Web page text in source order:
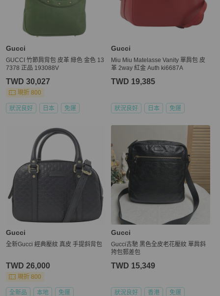
Gucci
GUCCI 竹節肩背包 皮革 綠色 金色 13
7378 正品 193088V
TWD 30,027
現折 800
狀況良好 日本 免運
Gucci
Miu Miu Matelasse Vanity 單肩包 皮
革 2way 紅金 Auth ki6687A
TWD 19,385
狀況良好 日本 免運
Gucci
全新Gucci 經典壓紋 真皮 手提斜背包
TWD 26,000
現折 800
全新品 本地 免運
Gucci
Gucci古馳 黑色全皮老花壓紋 單肩斜
挎包郵差包
TWD 15,349
狀況良好 香港 免運